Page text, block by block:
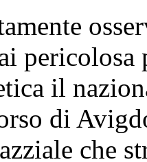
il
di
che